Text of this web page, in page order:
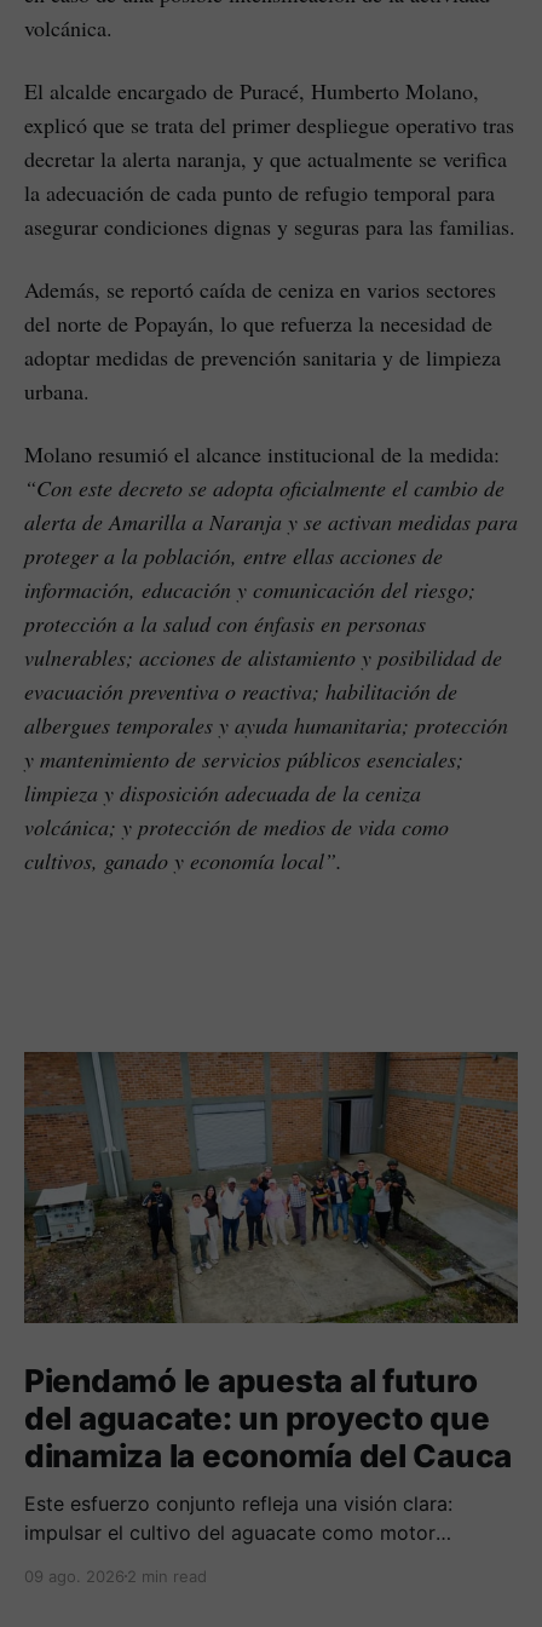
volcánica.
El alcalde encargado de Puracé, Humberto Molano,
explicó que se trata del primer despliegue operativo tras
decretar la alerta naranja, y que actualmente se verifica
la adecuación de cada punto de refugio temporal para
asegurar condiciones dignas y seguras para las familias.
Además, se reportó caída de ceniza en varios sectores
del norte de Popayán, lo que refuerza la necesidad de
adoptar medidas de prevención sanitaria y de limpieza
urbana.
Molano resumió el alcance institucional de la medida:
“Con este decreto se adopta oficialmente el cambio de
alerta de Amarilla a Naranja y se activan medidas para
proteger a la población, entre ellas acciones de
información, educación y comunicación del riesgo;
protección a la salud con énfasis en personas
vulnerables; acciones de alistamiento y posibilidad de
evacuación preventiva o reactiva; habilitación de
albergues temporales y ayuda humanitaria; protección
y mantenimiento de servicios públicos esenciales;
limpieza y disposición adecuada de la ceniza
volcánica; y protección de medios de vida como
cultivos, ganado y economía local”.
Piendamó le apuesta al futuro
del aguacate: un proyecto que
dinamiza la economía del Cauca
Este esfuerzo conjunto refleja una visión clara:
impulsar el cultivo del aguacate como motor
campesinas de la región.
09 ago. 2026 2 min read